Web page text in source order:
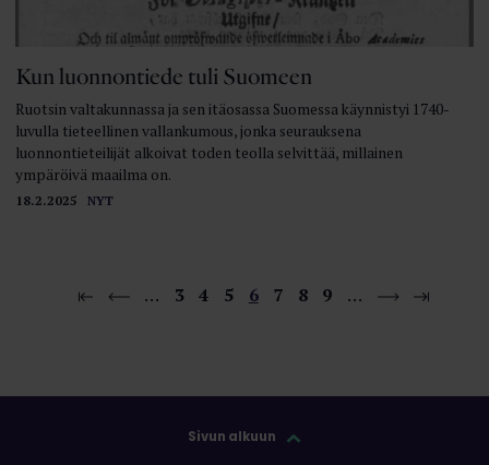
18.2.2025 NYT
Kun luonnontiede tuli Suomeen
Ruotsin valtakunnassa ja sen itäosassa Suomessa käynnistyi 1740-
luvulla tieteellinen vallankumous, jonka seurauksena
luonnontieteilijät alkoivat toden teolla selvittää, millainen
ympäröivä maailma on.
… 3 4 5 6 7 8 9 …
Sivun alkuun